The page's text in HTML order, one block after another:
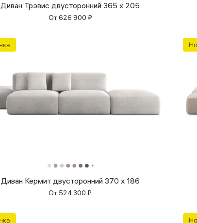
Диван Трэвис двусторонний 365 x 205
От626 900 ₽
Диван Кермит двусторонний 370 х 186
От 524 300₽